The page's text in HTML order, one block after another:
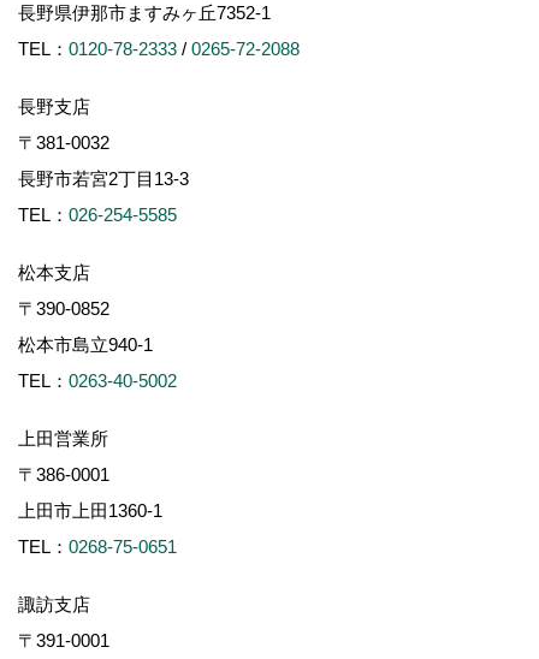
長野県伊那市ますみヶ丘7352-1
TEL： 0120-78-2333 / 0265-72-2088
長野支店
〒381-0032
長野市若宮2丁目13-3
TEL： 026-254-5585
松本支店
〒390-0852
松本市島立940-1
TEL： 0263-40-5002
上田営業所
〒386-0001
上田市上田1360-1
TEL： 0268-75-0651
諏訪支店
〒391-0001